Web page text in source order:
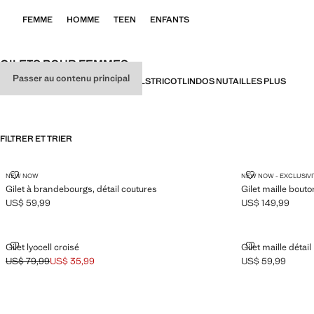
Passer au contenu principal
FEMME HOMME TEEN ENFANTS
GILETS POUR FEMMES
TOUTDE SOIRÉEGILETSESSENTIELSTRICOTLINDOS NUTAILLES PLUS
FILTRER ET TRIER
NEW NOW
Gilet à brandebourgs, détail coutures
GILET À BRANDEBOURGS, DÉTAIL COUTURES
Prix actuel [US$ 59,99 ]
US$ 59,99
NEW NOW -
Gilet maille
GILET MAILLE
Prix actuel [US$
US$ 149,99
Gilet lyocell croisé
GILET LYOCELL CROISÉ
Prix initial barré [US$ 79,99 ]
US$ 79,99
Prix actuel [US$ 35,99 ]
US$ 35,99
Gilet maille
GILET MAILLE
Prix actuel [US$
US$ 59,99